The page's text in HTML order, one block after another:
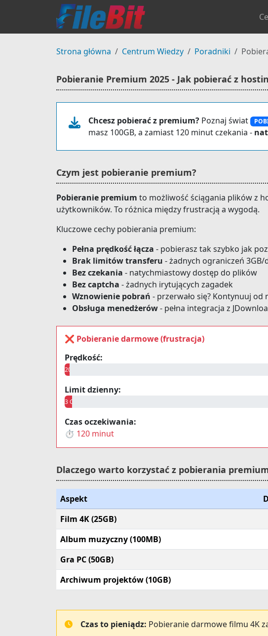
Strona główna Centrum Wiedzy Poradniki
Pobieranie Premium 2025 - Jak pobierać z
Chcesz pobierać z premium? Poznaj świat
masz 100GB, a zamiast 120 minut czekania -
Czym jest pobieranie premium?
Pobieranie premium to możliwość ściągania plików z
użytkowników. To różnica między frustracją a wygodą.
Kluczowe cechy pobierania premium:
Pełna prędkość łącza - pobierasz tak szybko jak
Brak limitów transferu - żadnych ograniczeń 3GB/
Bez czekania - natychmiastowy dostęp do plików
Bez captcha - żadnych irytujących zagadek
Wznowienie pobrań - przerwało się? Kontynuuj od
Obsługa menedżerów- pełna integracja z
❌ Pobieranie darmowe (frustracja)
Prędkość:
20 KB/s
Limit dzienny:
3 GB
Czas oczekiwania:
⏱️ 120 minut
Dlaczego warto korzystać z pobierania
Aspekt
Film 4K (25GB)
Album muzyczny (100MB)
Gra PC (50GB)
Archiwum projektów (10GB)
Czas to pieniądz: Pobieranie darmowe filmu 4K